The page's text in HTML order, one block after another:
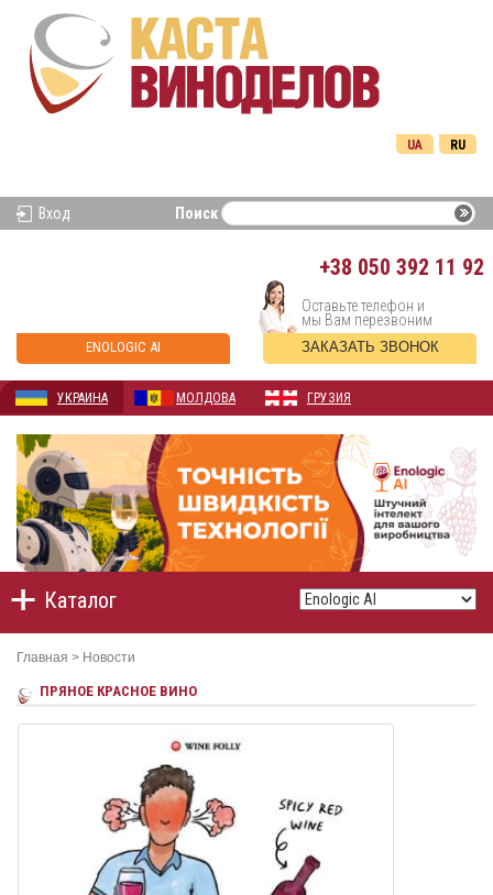
RU
UA
Вход Поиск
+38 050 392 11 92
ENOLOGIC AI
Оставьте телефон и
мы Вам перезвоним
ЗАКАЗАТЬ ЗВОНОК
УКРАИНА МОЛДОВА ГРУЗИЯ
Каталог
Главная > Новости
ПРЯНОЕ КРАСНОЕ ВИНО